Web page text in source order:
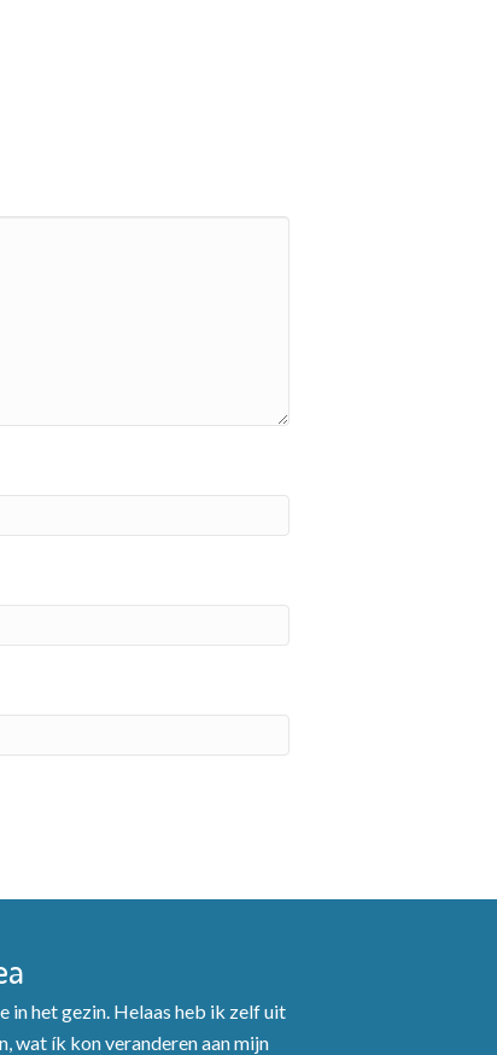
in het gezin. Helaas heb ik zelf uit
wat ík kon veranderen aan mijn